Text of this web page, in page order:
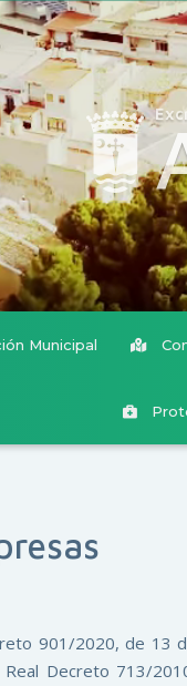
Municipal
901/2020, de 13
Decreto 713/